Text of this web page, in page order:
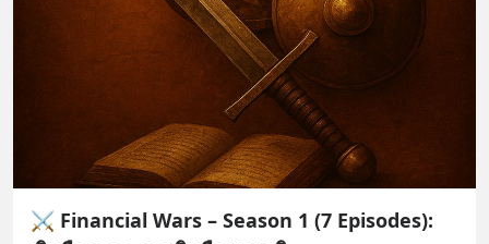
⚔️ Financial Wars – Season 1 (7 Episodes):